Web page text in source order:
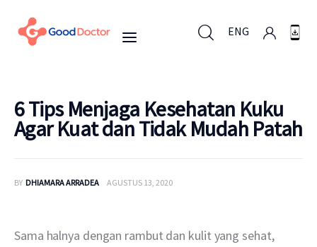
ENG
ENG
Mengapa Good Doctor
6 Tips Menjaga Kesehatan Kuku
Agar Kuat dan Tidak Mudah Patah
BY DHIAMARA ARRADEA AGUSTUS 13, 2020
Sama halnya dengan rambut dan kulit yang sehat,